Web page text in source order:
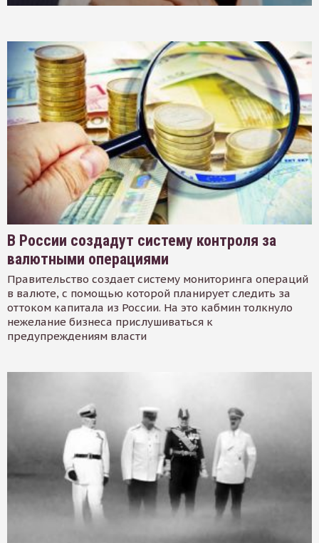
В России создадут систему контроля за
валютными операциями
Правительство создает систему мониторинга операций
в валюте, с помощью которой планирует следить за
оттоком капитала из России. На это кабмин толкнуло
нежелание бизнеса прислушиваться к
предупреждениям власти